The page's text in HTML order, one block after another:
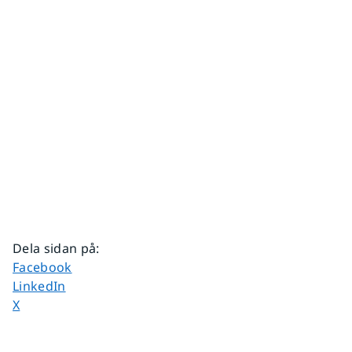
Dela sidan på:
Dela sidan på
Facebook
Dela sidan på
LinkedIn
Dela sidan på
X